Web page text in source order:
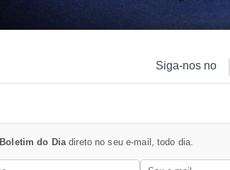
Siga-nos no
Boletim do Diadireto no seu e-mail, todo dia.